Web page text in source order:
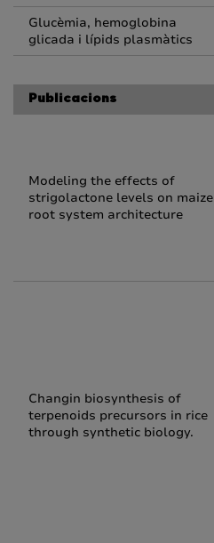
Glucèmia, hemoglobina
glicada i lípids plasmàtics
Publicacions
Modeling the effects of
strigolactone levels on maize
root system architecture
Changin biosynthesis of
terpenoids precursors in rice
through synthetic biology.